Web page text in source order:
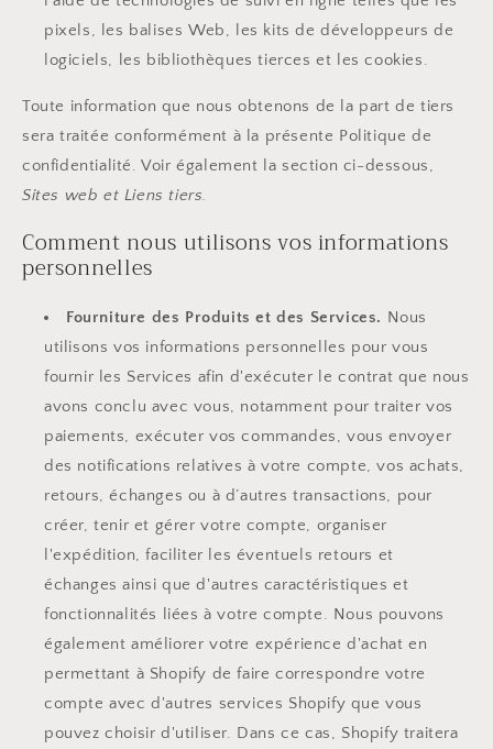
pixels, les balises Web, les kits de développeurs de
logiciels, les bibliothèques tierces et les cookies.
Toute information que nous obtenons de la part de tiers
sera traitée conformément à la présente Politique de
confidentialité. Voir également la section ci-dessous,
Sites web et Liens tiers.
Comment nous utilisons vos informations
personnelles
Fourniture des Produits et des Services. Nous
utilisons vos informations personnelles pour vous
fournir les Services afin d'exécuter le contrat que nous
avons conclu avec vous, notamment pour traiter vos
paiements, exécuter vos commandes, vous envoyer
des notifications relatives à votre compte, vos achats,
retours, échanges ou à d’autres transactions, pour
créer, tenir et gérer votre compte, organiser
l'expédition, faciliter les éventuels retours et
échanges ainsi que d'autres caractéristiques et
fonctionnalités liées à votre compte. Nous pouvons
également améliorer votre expérience d'achat en
permettant à Shopify de faire correspondre votre
compte avec d'autres services Shopify que vous
pouvez choisir d'utiliser. Dans ce cas, Shopify traitera